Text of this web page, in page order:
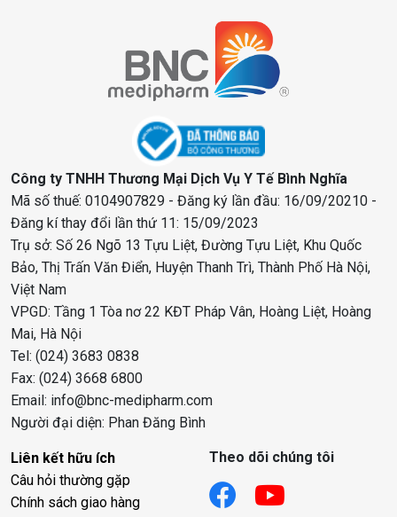
Công ty TNHH Thương Mại Dịch Vụ Y Tế Bình Nghĩa
Mã số thuế: 0104907829 - Đăng ký lần đầu: 16/09/20210 -
Đăng kí thay đổi lần thứ 11: 15/09/2023
Trụ sở: Số 26 Ngõ 13 Tựu Liệt, Đường Tựu Liệt, Khu Quốc
Bảo, Thị Trấn Văn Điển, Huyện Thanh Trì, Thành Phố Hà Nội,
Việt Nam
VPGD: Tầng 1 Tòa nơ 22 KĐT Pháp Vân, Hoàng Liệt, Hoàng
Mai, Hà Nội
Tel: (024) 3683 0838
Fax: (024) 3668 6800
Email: info@bnc-medipharm.com
Người đại diện: Phan Đăng Bình
Liên kết hữu ích
Câu hỏi thường gặp
Chính sách giao hàng
Theo dõi chúng tôi